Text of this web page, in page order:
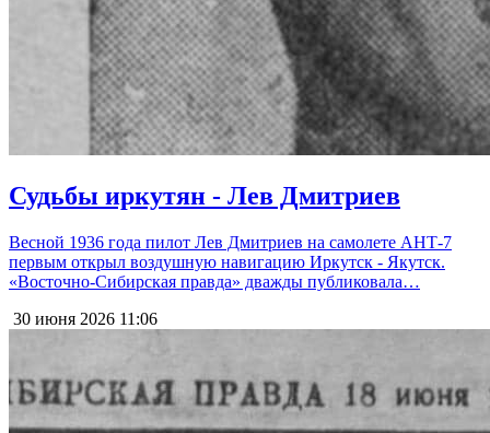
Судьбы иркутян - Лев Дмитриев
Весной 1936 года пилот Лев Дмитриев на самолете АНТ-7
первым открыл воздушную навигацию Иркутск - Якутск.
«Восточно-Сибирская правда» дважды публиковала…
30 июня 2026 11:06